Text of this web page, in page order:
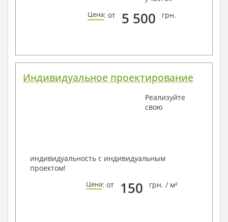
Цена: от 5 500 грн.
Индивидуальное проектирование
Реализуйте
свою
индивидуальность с индивидуальным
проектом!
Цена: от 150 грн. / м²